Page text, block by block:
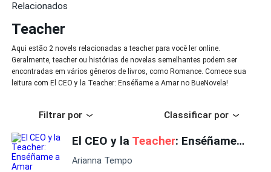
Relacionados
Teacher
Aqui estão 2 novels relacionadas a teacher para você ler online.
Geralmente, teacher ou histórias de novelas semelhantes podem ser
encontradas em vários gêneros de livros, como Romance. Comece sua
leitura com El CEO y la Teacher: Enséñame a Amar no BueNovela!
Filtrar por Classificar por
El CEO y la Teacher: Enséñame a Amar
Arianna Tempo